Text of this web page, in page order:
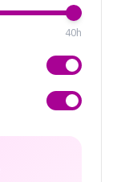
40h